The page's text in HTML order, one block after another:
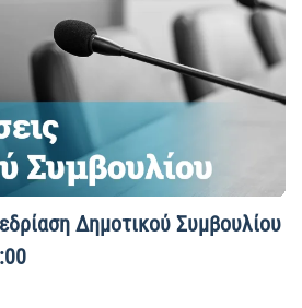
Δημοτικού Συμβουλίου